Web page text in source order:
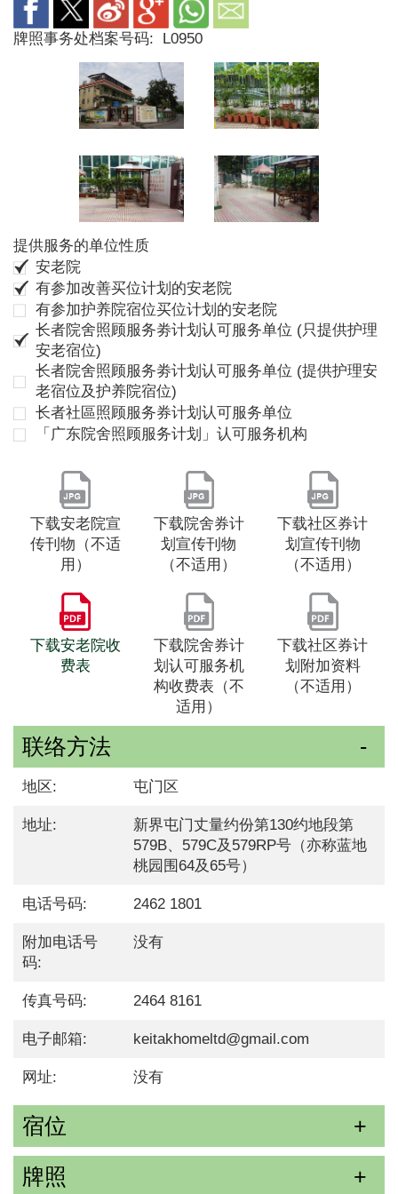
牌照事务处档案号码: L0950
提供服务的单位性质
安老院
有参加改善买位计划的安老院
有参加护养院宿位买位计划的安老院
长者院舍照顾服务劵计划认可服务单位 (只提供护理
安老宿位)
长者院舍照顾服务劵计划认可服务单位 (提供护理安
老宿位及护养院宿位)
长者社區照顾服务券计划认可服务单位
「广东院舍照顾服务计划」认可服务机构
下载安老院宣
传刊物（不适
用）
下载院舍券计
划宣传刊物
（不适用）
下载社区券计
划宣传刊物
（不适用）
下载安老院收
费表
下载院舍券计
划认可服务机
构收费表（不
适用）
下载社区券计
划附加资料
（不适用）
联络方法
地区: 屯门区
地址:
新界屯门丈量约份第130约地段第
579B、579C及579RP号（亦称蓝地
桃园围64及65号）
电话号码: 2462 1801
附加电话号
码:
没有
传真号码: 2464 8161
电子邮箱: keitakhomeltd@gmail.com
网址: 没有
宿位
牌照